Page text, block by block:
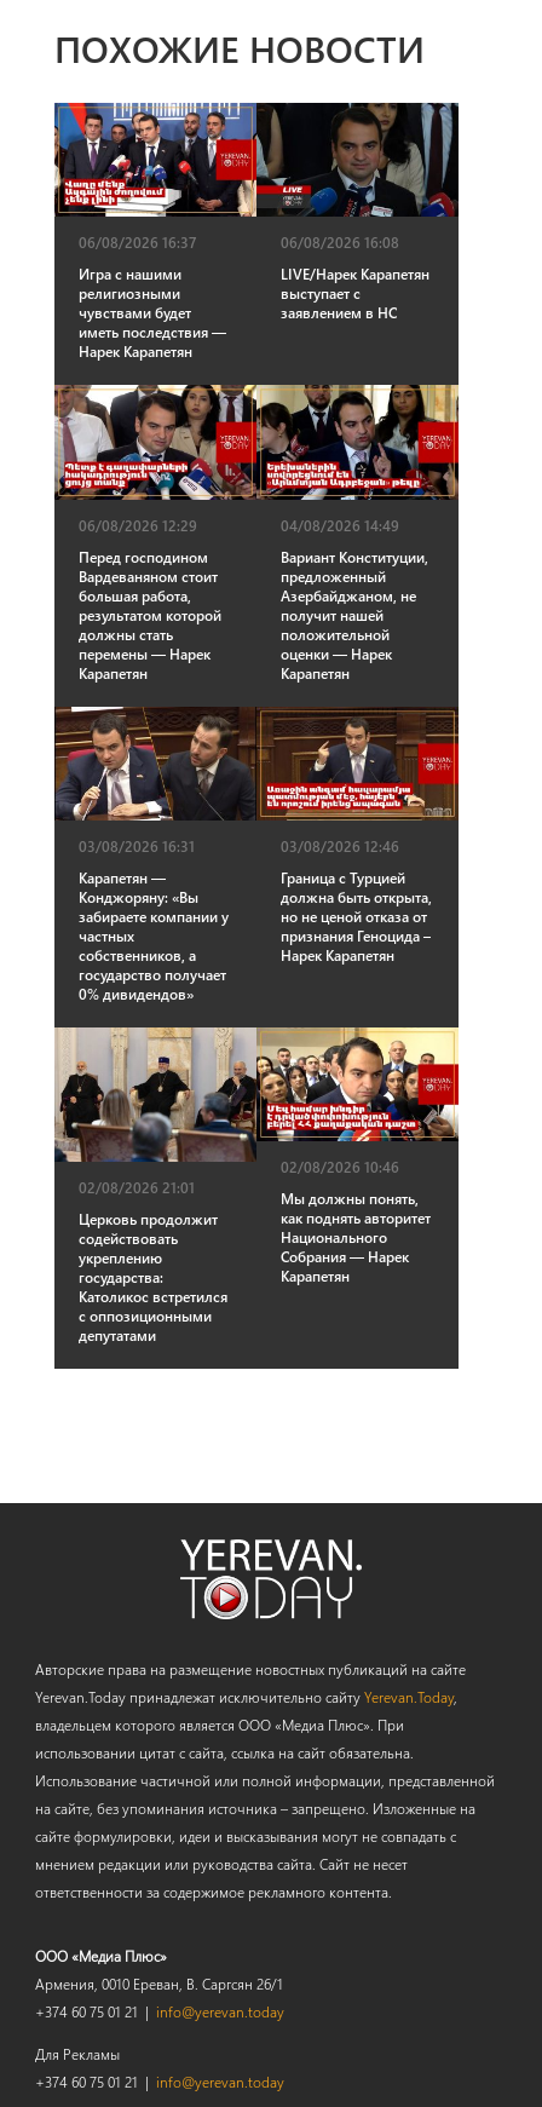
ПОХОЖИЕ НОВОСТИ
06/08/2026 16:37
Игра с нашими
религиозными
чувствами будет
иметь последствия —
Нарек Карапетян
06/08/2026 16:08
LIVE/Нарек Карапетян
выступает с
заявлением в НС
06/08/2026 12:29
Перед господином
Вардеваняном стоит
большая работа,
результатом которой
должны стать
перемены — Нарек
Карапетян
04/08/2026 14:49
Вариант Конституции,
предложенный
Азербайджаном, не
получит нашей
положительной
оценки — Нарек
Карапетян
03/08/2026 16:31
Карапетян —
Конджоряну: «Вы
забираете компании у
частных
собственников, а
государство получает
0% дивидендов»
03/08/2026 12:46
Граница с Турцией
должна быть открыта,
но не ценой отказа от
признания Геноцида –
Нарек Карапетян
02/08/2026 21:01
Церковь продолжит
содействовать
укреплению
государства:
Католикос встретился
с оппозиционными
депутатами
02/08/2026 10:46
Мы должны понять,
как поднять авторитет
Национального
Собрания — Нарек
Карапетян
Авторские права на размещение новостных публикаций на сайте
Yerevan.Today принадлежат исключительно сайтуYerevan.Today,
владельцем которого является ООО «Медиа Плюс». При
использовании цитат с сайта, ссылка на сайт обязательна.
Использование частичной или полной информации, представленной
на сайте, без упоминания источника – запрещено. Изложенные на
сайте формулировки, идеи и высказывания могут не совпадать с
мнением редакции или руководства сайта. Сайт не несет
ответственности за содержимое рекламного контента.
ООО «Медиа Плюс»
Армения, 0010 Ереван, В. Саргсян 26/1
+374 60 75 01 21 | info@yerevan.today
Для Рекламы
+374 60 75 01 21 | info@yerevan.today